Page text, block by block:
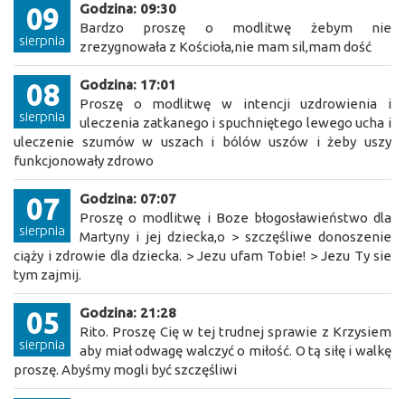
09
sierpnia
Godzina: 09:30
Bardzo proszę o modlitwę żebym nie
zrezygnowała z Kościoła,nie mam sil,mam dość
08
sierpnia
Godzina: 17:01
Proszę o modlitwę w intencji uzdrowienia i
uleczenia zatkanego i spuchniętego lewego ucha i
uleczenie szumów w uszach i bólów uszów i żeby uszy
funkcjonowały zdrowo
07
sierpnia
Godzina: 07:07
Proszę o modlitwę i Boze błogosławieństwo dla
Martyny i jej dziecka,o > szczęśliwe donoszenie
ciąży i zdrowie dla dziecka. > Jezu ufam Tobie! > Jezu Ty sie
tym zajmij.
05
sierpnia
Godzina: 21:28
Rito. Proszę Cię w tej trudnej sprawie z Krzysiem
aby miał odwagę walczyć o miłość. O tą siłę i walkę
proszę. Abyśmy mogli być szczęśliwi